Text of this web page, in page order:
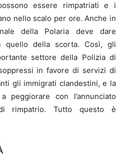
essere rimpatriati e i
nello scalo per ore. Anche in
della Polaria deve dare
quello della scorta. Così, gli
settore della Polizia di
in favore di servizi di
gli immigrati clandestini, e la
peggiorare con l’annunciato
rimpatrio. Tutto questo è